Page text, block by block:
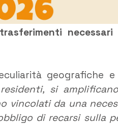
geografiche
si
vincolati da una
di recarsi sulla